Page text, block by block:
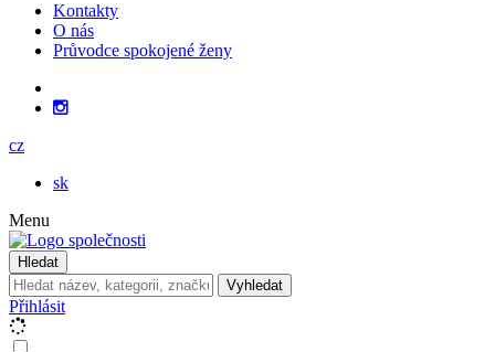
Kontakty
O nás
Průvodce spokojené ženy
cz
sk
Menu
Hledat
Vyhledat
Přihlásit